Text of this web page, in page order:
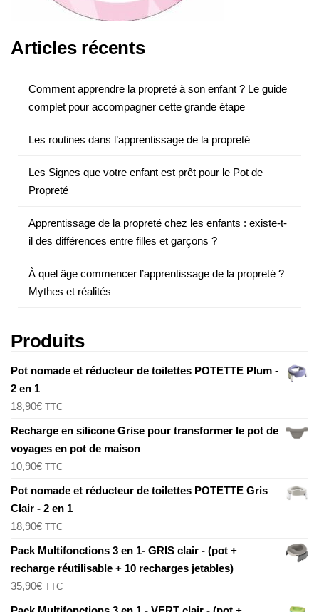
Articles récents
Comment apprendre la propreté à son enfant ? Le guide
complet pour accompagner cette grande étape
Les routines dans l’apprentissage de la propreté
Les Signes que votre enfant est prêt pour le Pot de
Propreté
Apprentissage de la propreté chez les enfants : existe-t-
il des différences entre filles et garçons ?
À quel âge commencer l’apprentissage de la propreté ?
Mythes et réalités
Produits
Pot nomade et réducteur de toilettes POTETTE Plum -
2 en 1
18,90€ TTC
Recharge en silicone Grise pour transformer le pot de
voyages en pot de maison
10,90€ TTC
Pot nomade et réducteur de toilettes POTETTE Gris
Clair - 2 en 1
18,90€ TTC
Pack Multifonctions 3 en 1- GRIS clair - (pot +
recharge réutilisable + 10 recharges jetables)
35,90€ TTC